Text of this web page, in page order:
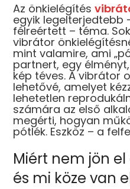
Az önkielégítés
egyik legelterjedtebb
félreértett – téma.
vibrátor
mint valamire, ami
partnert, egy
kép téves. A vibrátor
lehetővé, amelyet
lehetetlen
számára az első
megérti, hogyan
pótlék. Eszköz – a
Miért nem jön
és mi köze van